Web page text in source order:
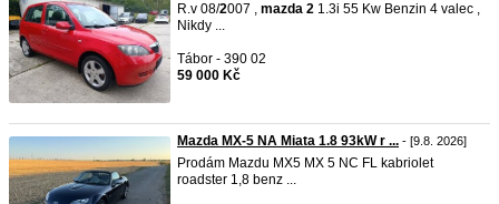
R.v 08/2007 , mazda 2 1.3i 55 Kw Benzin 4 valec ,
Nikdy ...
Tábor - 390 02
59 000 Kč
Mazda MX-5 NA Miata 1.8 93kW r ... - [9.8. 2026]
Prodám Mazdu MX5 MX 5 NC FL kabriolet
roadster 1,8 benz ...